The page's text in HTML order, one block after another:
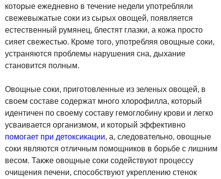
которые ежедневно в течение недели употребляли
свежевыжатые соки из сырых овощей, появляется
естественный румянец, блестят глазки, а кожа просто
сияет свежестью. Кроме того, употребляя овощные соки,
устраняются проблемы нарушения сна, дыхание
становится полным.
Овощные соки, приготовленные из зеленых овощей, в
своем составе содержат много хлорофилла, который
идентичен по своему составу гемоглобину крови и легко
усваивается организмом, и который эффективно
помогает при детоксикации, а, следовательно, овощные
соки являются отличным помощников в борьбе с лишним
весом. Также овощные соки содействуют процессу
очищения печени, способствуют укреплению стенок